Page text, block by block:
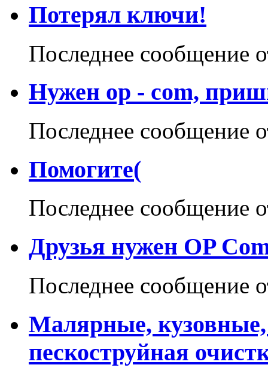
Потерял ключи!
Последнее сообщение
Нужен op - com,
Последнее сообщение
Помогите(
Последнее сообщение
Друзья нужен OP
Последнее сообщение
Малярные,
пескоструйная